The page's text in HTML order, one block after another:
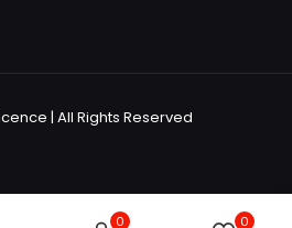
| All Rights Reserved
0 0